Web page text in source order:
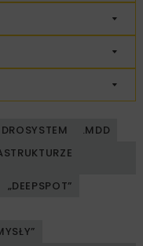
.MDD
„DEEPSPOT”